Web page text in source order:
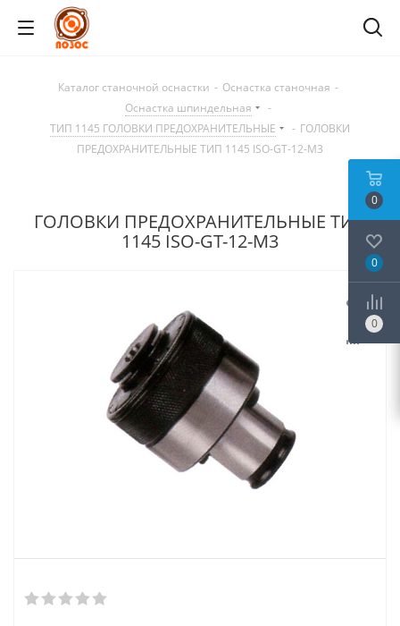
Каталог станочной оснастки - Оснастка станочная -
Оснастка шпиндельная
-
ТИП 1145 ГОЛОВКИ ПРЕДОХРАНИТЕЛЬНЫЕ
- ГОЛОВКИ
ПРЕДОХРАНИТЕЛЬНЫЕ ТИП 1145 ISO-GT-12-M3
ГОЛОВКИ ПРЕДОХРАНИТЕЛЬНЫЕ ТИП
1145 ISO-GT-12-M3
0
0
0